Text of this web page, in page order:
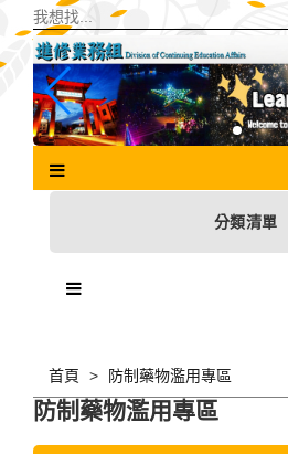
主
分類清單
首頁 防制藥物濫用專區
防制藥物濫用專區